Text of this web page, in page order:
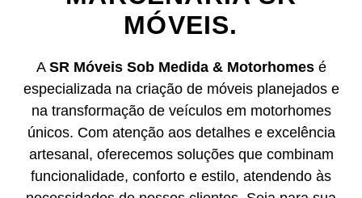
MÓVEIS.
A SR Móveis Sob Medida & Motorhomesé
especializada na criação de móveis planejados e
na transformação de veículos em motorhomes
únicos. Com atenção aos detalhes e excelência
artesanal, oferecemos soluções que combinam
funcionalidade, conforto e estilo, atendendo às